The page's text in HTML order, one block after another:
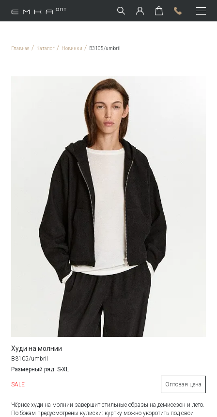
Главная / Каталог / Новинки / B3105/umbril
Худи на молнии
B3105/umbril
Размерный ряд: S-XL
SALE Оптовая цена
Чёрное худи на молнии завершит стильные образы на демисезон и лето.
По бокам предусмотрены кулиски: куртку можно укоротить под свои